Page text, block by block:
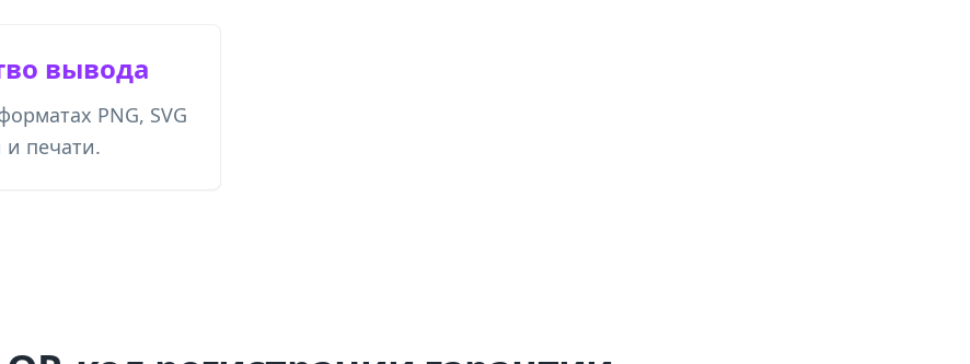
вывода
PNG, SVG
и печати.